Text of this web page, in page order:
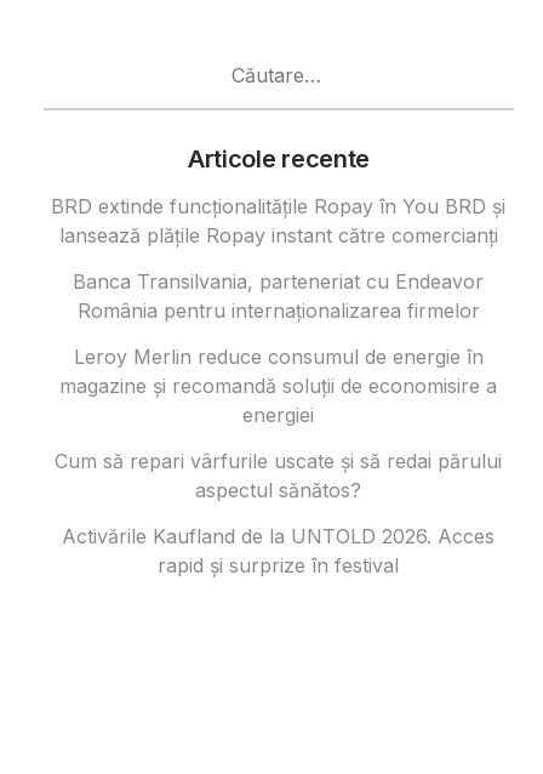
Articole recente
BRD extinde funcționalitățile Ropay în You BRD și
lansează plățile Ropay instant către comercianți
Banca Transilvania, parteneriat cu Endeavor
România pentru internaționalizarea firmelor
Leroy Merlin reduce consumul de energie în
magazine și recomandă soluții de economisire a
energiei
Cum să repari vârfurile uscate și să redai părului
aspectul sănătos?
Activările Kaufland de la UNTOLD 2026. Acces
rapid și surprize în festival